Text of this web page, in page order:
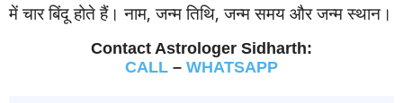
में चार बिंदू होते हैं। नाम, जन्‍म तिथि, जन्‍म समय और जन्‍म स्‍थान।
Contact Astrologer Sidharth:
CALL – WHATSAPP